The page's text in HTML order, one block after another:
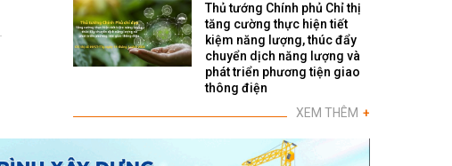
Thủ tướng Chính phủ Chỉ thị
tăng cường thực hiện tiết
kiệm năng lượng, thúc đẩy
chuyển dịch năng lượng và
phát triển phương tiện giao
thông điện
XEM THÊM +